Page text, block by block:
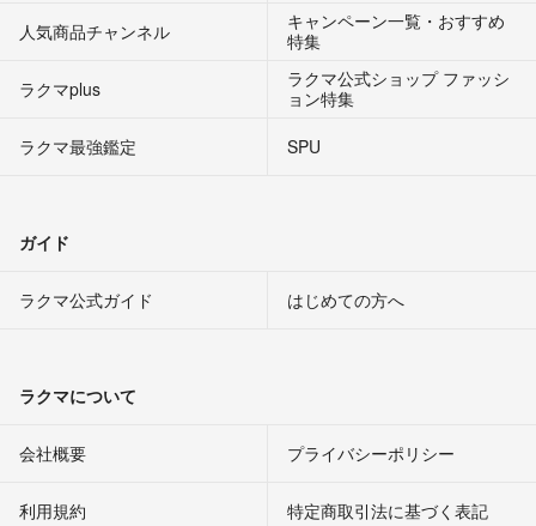
人気商品チャンネル
キャンペーン一覧・おすすめ
特集
ラクマplus
ラクマ公式ショップ ファッシ
ョン特集
ラクマ最強鑑定
SPU
ガイド
ラクマ公式ガイド はじめての方へ
ラクマについて
会社概要 プライバシーポリシー
利用規約 特定商取引法に基づく表記